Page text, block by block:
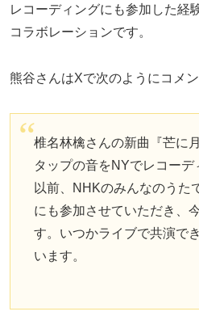
レコーディングにも参加した経
コラボレーションです。
熊谷さんはXで次のようにコメン
椎名林檎さんの新曲『芒に
タップの音をNYでレコーデ
以前、NHKのみんなのうた
にも参加させていただき、
す。いつかライブで共演で
います。